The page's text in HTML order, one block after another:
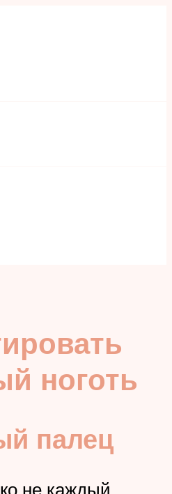
ноготь
палец
не каждый